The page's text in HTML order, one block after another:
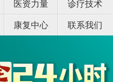
医资力量 诊疗技术
康复中心 联系我们